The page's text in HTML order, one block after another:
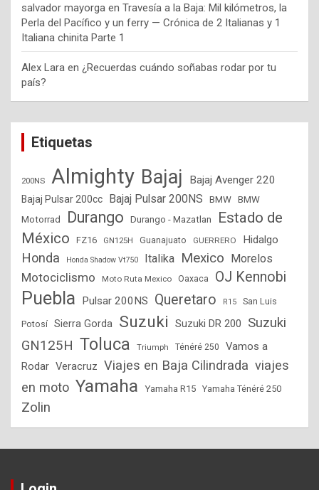
salvador mayorga en Travesía a la Baja: Mil kilómetros, la
Perla del Pacífico y un ferry — Crónica de 2 Italianas y 1
Italiana chinita Parte 1
Alex Lara en ¿Recuerdas cuándo soñabas rodar por tu
país?
Etiquetas
200NS Almighty Bajaj Bajaj Avenger 220
Bajaj Pulsar 200cc Bajaj Pulsar 200NS BMW BMW
Motorrad
Durango Durango - Mazatlan
Estado de
México
FZ16 GN125H Guanajuato GUERRERO Hidalgo
Honda Honda Shadow Vt750 Italika Mexico Morelos
Motociclismo Moto Ruta Mexico Oaxaca OJ Kennobi
Puebla Pulsar 200NS Queretaro R15 San Luis
Potosí Sierra Gorda Suzuki Suzuki DR 200
Suzuki
GN125H Toluca Triumph Ténéré 250
Vamos a
Rodar Veracruz Viajes en Baja Cilindrada viajes
en moto Yamaha Yamaha R15 Yamaha Ténéré 250
Zolin